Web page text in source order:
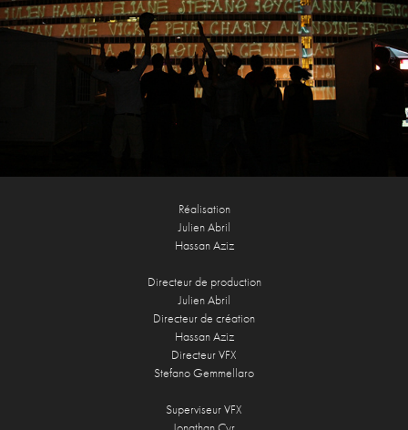
Réalisation
Julien Abril
Hassan Aziz
Directeur de production
Julien Abril
Directeur de création
Hassan Aziz
Directeur VFX
Stefano Gemmellaro
Superviseur VFX